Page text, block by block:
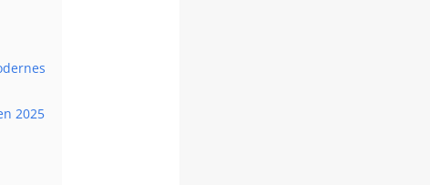
2025